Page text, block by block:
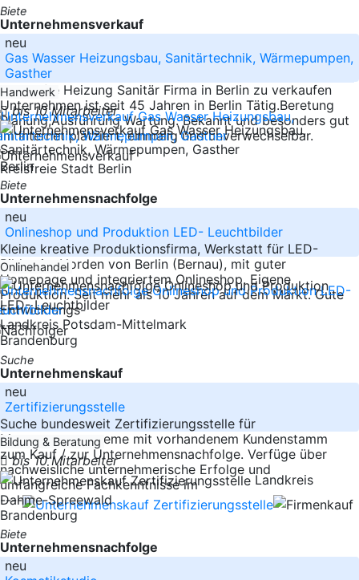
Biete
Unternehmensverkauf
neu
Gas Wasser Heizungsbau, Sanitärtechnik, Wärmepumpen,
Gasther
Namhafte Heizung Sanitär Firma in Berlin zu verkaufen
Unternehmen ist seit 45 Jahren in Berlin Tätig.Beretung
Planung,Ausführung Wartung. Bekannt und besonders gut
im Internet platziert, einmalig und unverwechselbar.
-----
Berlin
Handwerk
bis 10 Mitarbeiter
Kreisfreie Stadt Berlin
Biete
Unternehmensnachfolge
neu
Onlineshop und Produktion LED- Leuchtbilder
Kleine kreative Produktionsfirma, Werkstatt für LED-
Bilder, im Norden von Berlin (Bernau), mit guter
Homepage und integriertem Onlineshop. Eigene
Produktion. Seit mehr als 10 Jahren auf dem Markt. Gute
Entwicklungs-
-----
Brandenburg
Onlinehandel
Landkreis Potsdam-Mittelmark
Suche
Unternehmenskauf
neu
Zertifizierungsstelle
Suche bundesweit Zertifizierungsstelle für
Managementsysteme mit vorhandenem Kundenstamm
zum Kauf / zur Unternehmensnachfolge. Verfüge über
nachweisliche unternehmerische Erfolge und
umfangreiche Fachkenntnisse im
-----
Brandenburg
Bildung & Beratung
bis 10 Mitarbeiter
Landkreis
Dahme-Spreewald
Biete
Unternehmensnachfolge
neu